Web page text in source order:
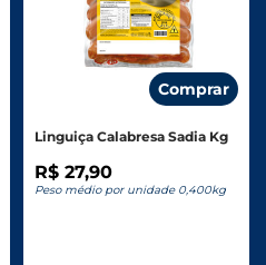
Comprar
Linguiça Calabresa Sadia Kg
R$ 27,90
Peso médio por unidade 0,400kg